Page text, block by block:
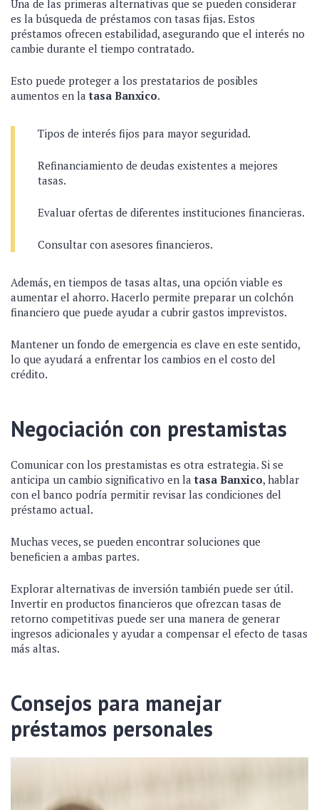
Una de las primeras alternativas que se pueden considerar
es la búsqueda de préstamos con tasas fijas. Estos
préstamos ofrecen estabilidad, asegurando que el interés no
cambie durante el tiempo contratado.
Esto puede proteger a los prestatarios de posibles
aumentos en latasa Banxico.
Tipos de interés fijos para mayor seguridad.
Refinanciamiento de deudas existentes a mejores
tasas.
Evaluar ofertas de diferentes instituciones financieras.
Consultar con asesores financieros.
Además, en tiempos de tasas altas, una opción viable es
aumentar el ahorro. Hacerlo permite preparar un colchón
financiero que puede ayudar a cubrir gastos imprevistos.
Mantener un fondo de emergencia es clave en este sentido,
lo que ayudará a enfrentar los cambios en el costo del
crédito.
Negociación con prestamistas
Comunicar con los prestamistas es otra estrategia. Si se
anticipa un cambio significativo en latasa Banxico, hablar
con el banco podría permitir revisar las condiciones del
préstamo actual.
Muchas veces, se pueden encontrar soluciones que
beneficien a ambas partes.
Explorar alternativas de inversión también puede ser útil.
Invertir en productos financieros que ofrezcan tasas de
retorno competitivas puede ser una manera de generar
ingresos adicionales y ayudar a compensar el efecto de tasas
más altas.
Consejos para manejar
préstamos personales